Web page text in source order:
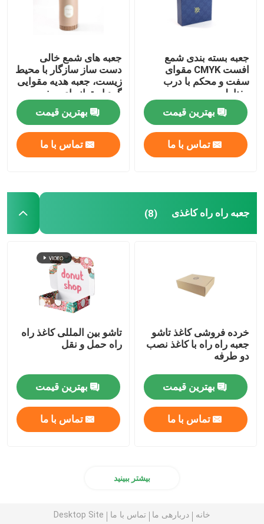
جعبه بسته بندی شمع
افست CMYK مقوای
سفت و محکم با درب
مغناطیسی
بهترین قیمت
تماس با ما
جعبه های شمع خالی
دست ساز سازگار با محیط
زیست، جعبه هدیه مقوایی
گرد استوانه ای سفت و
سخت
بهترین قیمت
تماس با ما
جعبه راه راه کاغذی (8)
خرده فروشی کاغذ تاشو
جعبه راه راه با کاغذ نصب
دو طرفه
بهترین قیمت
تماس با ما
تاشو بین المللی کاغذ راه
راه حمل و نقل
بهترین قیمت
تماس با ما
بیشتر ببینید
خانه دربارهی ما تماس با ما Desktop Site